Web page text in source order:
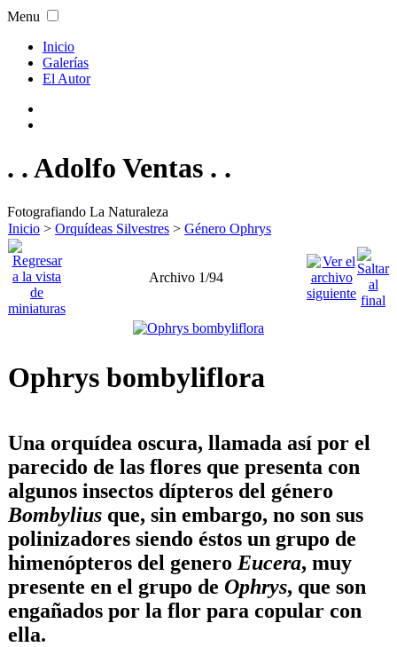
Menu
Inicio
Galerías
El Autor
. . Adolfo Ventas . .
Fotografiando La Naturaleza
Inicio > Orquídeas Silvestres > Género Ophrys
Archivo 1/94
Ophrys bombyliflora
Una orquídea oscura, llamada así por el
parecido de las flores que presenta con
algunos insectos dípteros del género
Bombylius que, sin embargo, no son sus
polinizadores siendo éstos un grupo de
himenópteros del genero Eucera, muy
presente en el grupo de Ophrys, que son
engañados por la flor para copular con
ella.